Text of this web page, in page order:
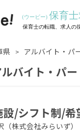
県 アルバイト・パ
バイト・パ
/シフト制/希
（株式会社みらいず）